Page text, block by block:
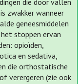
die door vallen
zwakker wanneer
geneesmiddelen
stoppen ervan
opioïden,
en sedativa,
die orthostatische
verergeren (zie ook